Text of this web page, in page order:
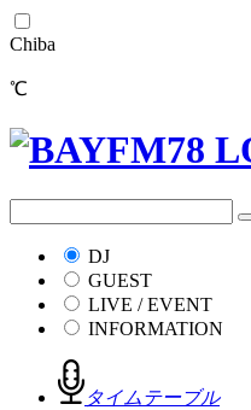
Chiba
℃
DJ
GUEST
LIVE / EVENT
INFORMATION
タイムテーブル